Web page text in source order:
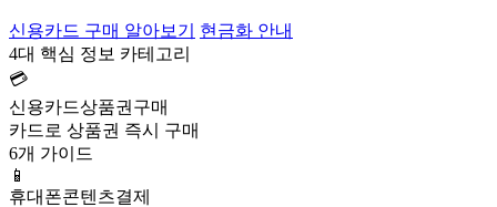
신용카드 구매 알아보기
현금화 안내
4대 핵심 정보 카테고리
💳
신용카드상품권구매
카드로 상품권 즉시 구매
6개 가이드
📱
휴대폰콘텐츠결제